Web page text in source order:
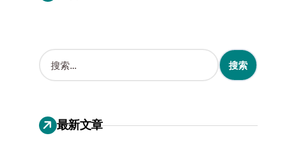
搜
索
：
最新文章